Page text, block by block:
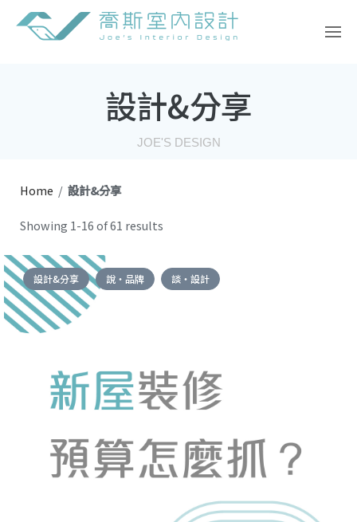
設計&分享
JOE'S DESIGN
Home / 設計&分享
Showing 1-16 of 61 results
設計&分享 說・品牌 談・設計